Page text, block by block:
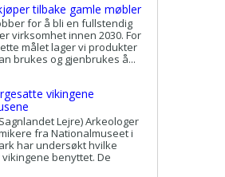
tilbake gamle møbler
for å bli en fullstendig
virksomhet innen 2030. For
målet lager vi produkter
brukes og gjenbrukes å...
vikingene
Lejre) Arkeologer
fra Nationalmuseet i
har undersøkt hvilke
benyttet. De